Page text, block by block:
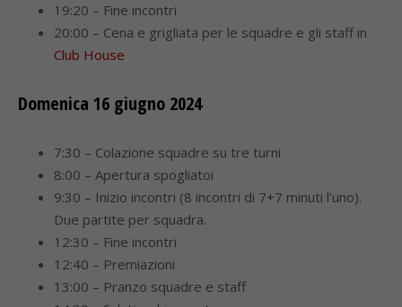
19:20 – Fine incontri
20:00 – Cena e grigliata per le squadre e gli staff in
Club House
Domenica 16 giugno 2024
7:30 – Colazione squadre su tre turni
8:00 – Apertura spogliatoi
9:30 – Inizio incontri (8 incontri di 7+7 minuti l’uno).
Due partite per squadra.
12:30 – Fine incontri
12:40 – Premiazioni
13:00 – Pranzo squadre e staff